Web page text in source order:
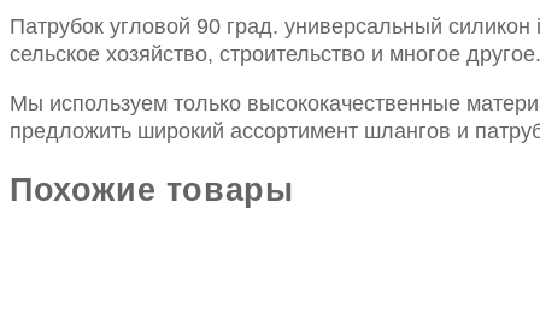
quantity
Патрубок угловой 90 град. универсальный
сельское хозяйство, строительство и многое
Мы используем только высококачественные
предложить широкий ассортимент шлангов и
Похожие товары